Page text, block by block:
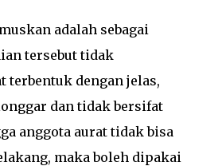
adalah sebagai
tersebut tidak
terbentuk dengan jelas,
dan tidak bersifat
anggota aurat tidak bisa
maka boleh dipakai